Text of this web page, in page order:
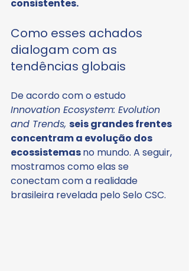
consistentes.
Como esses achados
dialogam com as
tendências globais
De acordo com o estudo
Innovation Ecosystem: Evolution
and Trends, seis grandes frentes
concentram a evolução dos
ecossistemas no mundo. A seguir,
mostramos como elas se
conectam com a realidade
brasileira revelada pelo Selo CSC.